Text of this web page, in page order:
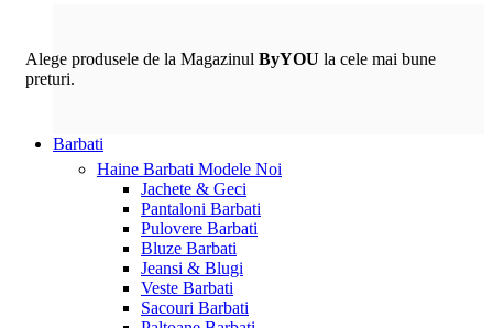
Alege produsele de la Magazinul ByYOU la cele mai bune
preturi.
Barbati
Haine Barbati Modele Noi
Jachete & Geci
Pantaloni Barbati
Pulovere Barbati
Bluze Barbati
Jeansi & Blugi
Veste Barbati
Sacouri Barbati